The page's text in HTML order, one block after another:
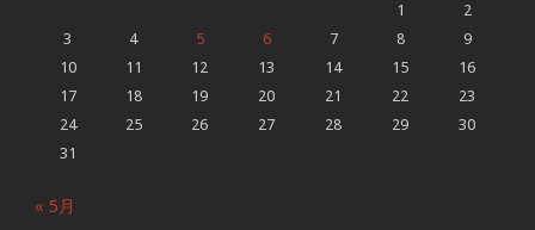
1
2
3
4 5 6 7 8
9
10
11 12 13 14 15
16
17
18 19 20 21 22
23
24
25 26 27 28 29
30
31
« 5月